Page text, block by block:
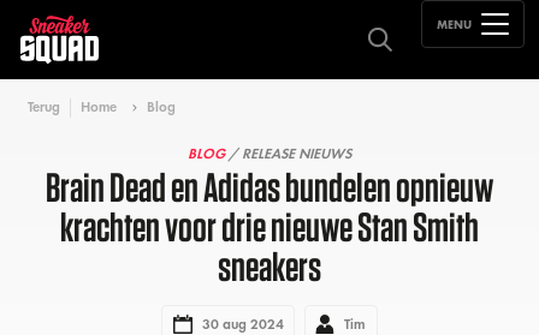
MENU
Terug Home Blog
BLOG/ RELEASE NIEUWS
Brain Dead en Adidas bundelen opnieuw
krachten voor drie nieuwe Stan Smith
sneakers
30 aug 2024 Tim